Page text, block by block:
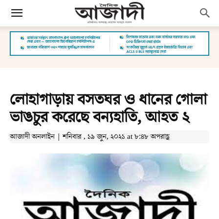
লোহাগাড়ায় বসতঘর ও ধানের গোলা
ভাঙচুর করেছে বন্যহাতি, আহত ২
আজাদী অনলাইন | শনিবার , ১৯ জুন, ২০২১ at ৮:৪৮ অপরাহ্ণ